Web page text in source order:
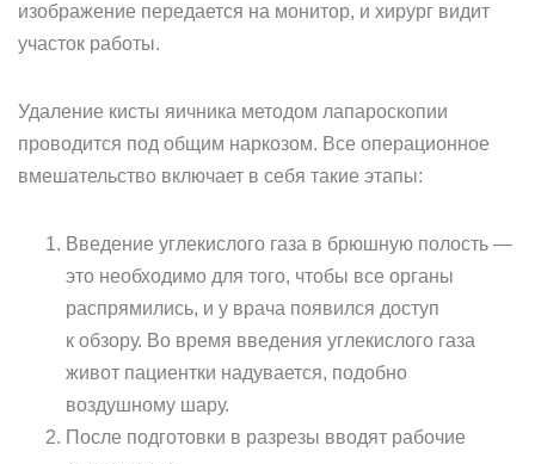
изображение передается на монитор, и хирург видит
участок работы.
Удаление кисты яичника методом лапароскопии
проводится под общим наркозом. Все операционное
вмешательство включает в себя такие этапы:
Введение углекислого газа в брюшную полость —
это необходимо для того, чтобы все органы
распрямились, и у врача появился доступ
к обзору. Во время введения углекислого газа
живот пациентки надувается, подобно
воздушному шару.
После подготовки в разрезы вводят рабочие